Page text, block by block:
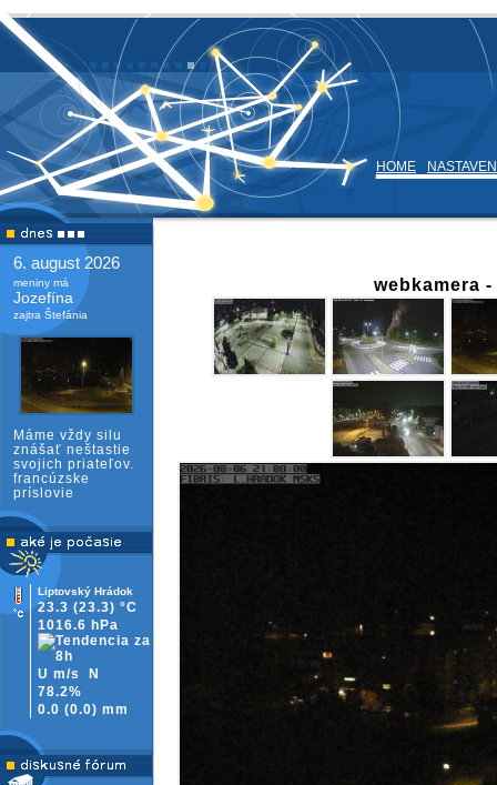
HOME
6. august 2026
meniny má
Jozefína
zajtra Štefánia
Máme vždy silu
znášať neštastie
svojich priateľov.
francúzske
príslovie
Liptovský Hrádok
23.3 (23.3) °C
1016.6 hPa
U m/s
N
78.2%
0.0 (0.0) mm
webkamera -